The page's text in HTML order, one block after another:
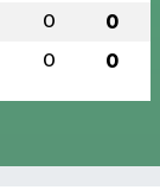
0 0
0 0